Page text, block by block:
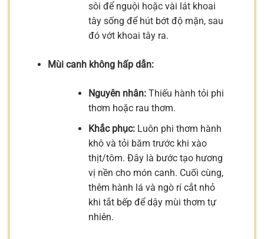
sôi để nguội hoặc vài lát khoai
tây sống để hút bớt độ mặn, sau
đó vớt khoai tây ra.
Mùi canh không hấp dẫn:
Nguyên nhân:Thiếu hành tỏi phi
thơm hoặc rau thơm.
Khắc phục:Luôn phi thơm hành
khô và tỏi băm trước khi xào
thịt/tôm. Đây là bước tạo hương
vị nền cho món canh. Cuối cùng,
thêm hành lá và ngò rí cắt nhỏ
khi tắt bếp để dậy mùi thơm tự
nhiên.